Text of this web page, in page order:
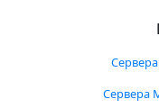
Сервера